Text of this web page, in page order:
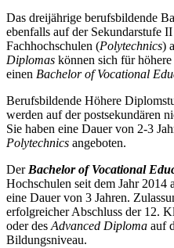
Das dreijährige berufsbildende
ebenfalls auf der Sekundarstufe
Fachhochschulen (Polytechnics)
Diplomas können sich für
einen Bachelor of Vocational
Berufsbildende Höhere
werden auf der postsekundären
Sie haben eine Dauer von 2-3
Polytechnics angeboten.
Der Bachelor of Vocational
Hochschulen seit dem Jahr 2014
eine Dauer von 3 Jahren.
erfolgreicher Abschluss der 12.
oder des Advanced Diploma auf
Bildungsniveau.